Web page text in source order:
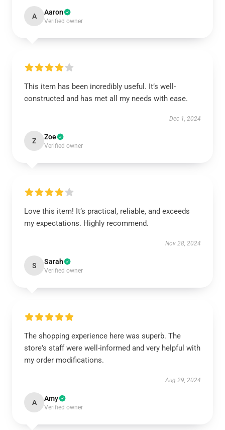
A Aaron
Verified owner
This item has been incredibly useful. It’s well-
constructed and has met all my needs with ease.
Dec 1, 2024
Z Zoe
Verified owner
Love this item! It’s practical, reliable, and exceeds
my expectations. Highly recommend.
Nov 28, 2024
S Sarah
Verified owner
The shopping experience here was superb. The
store's staff were well-informed and very helpful with
my order modifications.
Aug 29, 2024
A Amy
Verified owner